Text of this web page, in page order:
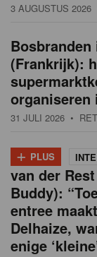
3 AUGUSTUS 2026
(Frankrijk):
organiseren
31 JULI 2026 •
+ PLUS
van der
Buddy):
entree
Delhaize,
enige